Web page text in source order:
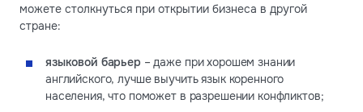
можете столкнуться при открытии бизнеса в другой
стране:
языковой барьер – даже при хорошем знании
английского, лучше выучить язык коренного
населения, что поможет в разрешении конфликтов;